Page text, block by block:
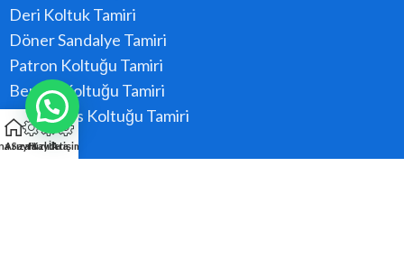
Deri Koltuk Tamiri
Döner Sandalye Tamiri
Patron Koltuğu Tamiri
Berber Koltuğu Tamiri
Konferans Koltuğu Tamiri
Sayfa
Arıza Kaydı
Hızlı Ara
İletişim